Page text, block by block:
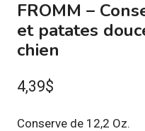
FROMM –
et patates
chien
4,39$
Conserve de 12,2 Oz.